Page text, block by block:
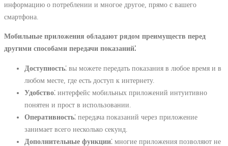
информацию о потреблении и многое другое, прямо с вашего
смартфона.
Мобильные приложения обладают рядом преимуществ перед
другими способами передачи показаний⁚
Доступность⁚ вы можете передать показания в любое время и в
любом месте, где есть доступ к интернету.
Удобство⁚ интерфейс мобильных приложений интуитивно
понятен и прост в использовании.
Оперативность⁚ передача показаний через приложение
занимает всего несколько секунд.
Дополнительные функции⁚ многие приложения позволяют не